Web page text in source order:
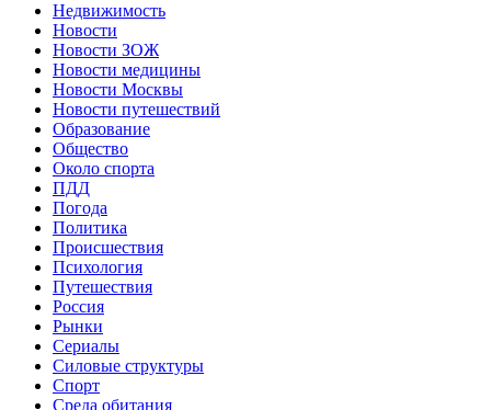
Недвижимость
Новости
Новости ЗОЖ
Новости медицины
Новости Москвы
Новости путешествий
Образование
Общество
Около спорта
ПДД
Погода
Политика
Происшествия
Психология
Путешествия
Россия
Рынки
Сериалы
Силовые структуры
Спорт
Среда обитания